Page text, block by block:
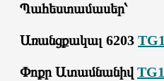
Պահեստամասեր՝
Առանցքակալ 6203
Փոքր Ատամնանիվ